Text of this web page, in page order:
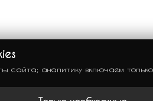
сайта; аналитику включаем